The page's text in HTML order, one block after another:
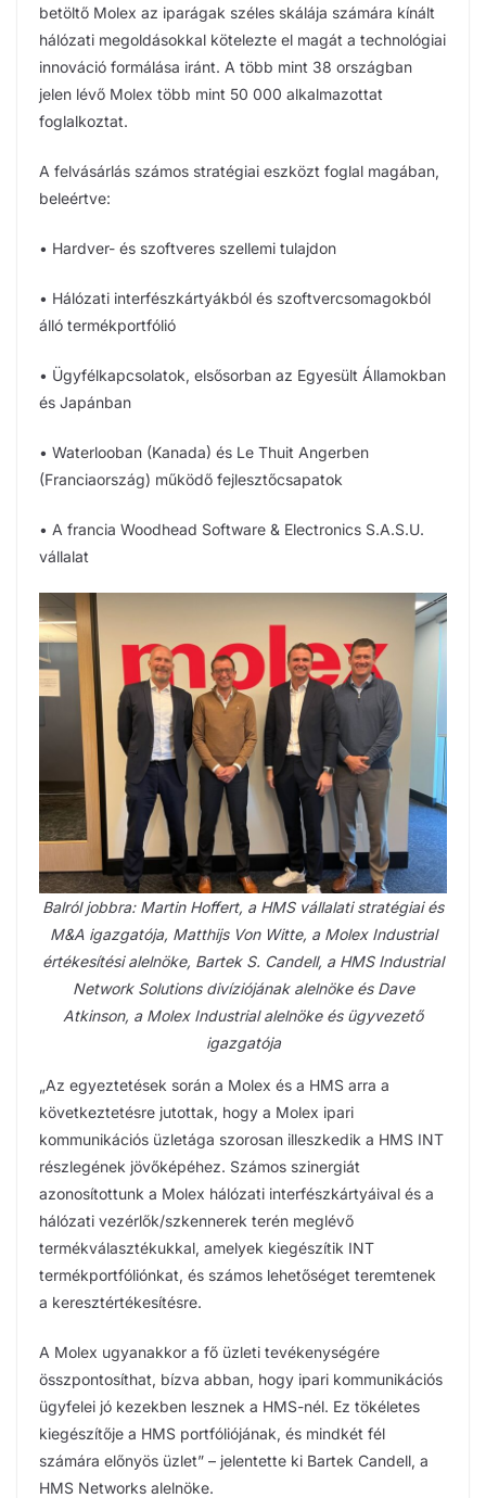
betöltő Molex az iparágak széles skálája számára kínált
hálózati megoldásokkal kötelezte el magát a technológiai
innováció formálása iránt. A több mint 38 országban
jelen lévő Molex több mint 50 000 alkalmazottat
foglalkoztat.
A felvásárlás számos stratégiai eszközt foglal magában,
beleértve:
• Hardver- és szoftveres szellemi tulajdon
• Hálózati interfészkártyákból és szoftvercsomagokból
álló termékportfólió
• Ügyfélkapcsolatok, elsősorban az Egyesült Államokban
és Japánban
• Waterlooban (Kanada) és Le Thuit Angerben
(Franciaország) működő fejlesztőcsapatok
• A francia Woodhead Software & Electronics S.A.S.U.
vállalat
Balról jobbra: Martin Hoffert, a HMS vállalati stratégiai és
M&A igazgatója, Matthijs Von Witte, a Molex Industrial
értékesítési alelnöke, Bartek S. Candell, a HMS Industrial
Network Solutions divíziójának alelnöke és Dave
Atkinson, a Molex Industrial alelnöke és ügyvezető
igazgatója
„Az egyeztetések során a Molex és a HMS arra a
következtetésre jutottak, hogy a Molex ipari
kommunikációs üzletága szorosan illeszkedik a HMS INT
részlegének jövőképéhez. Számos szinergiát
azonosítottunk a Molex hálózati interfészkártyáival és a
hálózati vezérlők/szkennerek terén meglévő
termékválasztékukkal, amelyek kiegészítik INT
termékportfóliónkat, és számos lehetőséget teremtenek
a keresztértékesítésre.
A Molex ugyanakkor a fő üzleti tevékenységére
összpontosíthat, bízva abban, hogy ipari kommunikációs
ügyfelei jó kezekben lesznek a HMS-nél. Ez tökéletes
kiegészítője a HMS portfóliójának, és mindkét fél
számára előnyös üzlet” – jelentette ki Bartek Candell, a
HMS Networks alelnöke.